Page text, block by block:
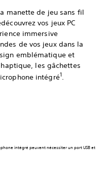
manette de jeu sans fil
vos jeux PC
immersive
de vos jeux dans la
emblématique et
les gâchettes
intégré1.
intégré peuvent nécessiter un port USB et